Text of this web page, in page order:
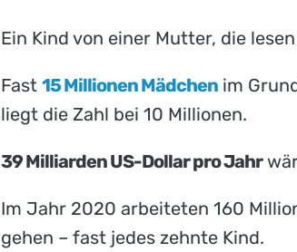
Ein Kind von einer Mutter, die
Fast 15 Millionen Mädchen im
liegt die Zahl bei 10 Millionen.
39 Milliarden US-Dollar pro Jahr
Im Jahr 2020 arbeiteten 160
gehen – fast jedes zehnte Kind.